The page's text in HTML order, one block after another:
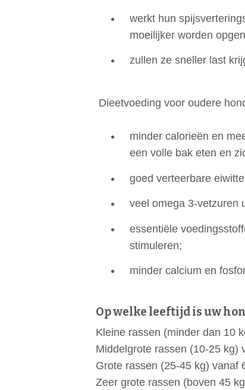
werkt hun
moeilijker worden
zullen ze sneller last
Dieetvoeding voor oudere
minder calorieën en
een volle bak eten en
goed verteerbare
veel omega 3-vetzuren
essentiële
stimuleren;
minder calcium en
Op welke leeftijd is uw
Kleine rassen (minder dan 10
Middelgrote rassen (10-25 kg)
Grote rassen (25-45 kg) vanaf
Zeer grote rassen (boven 45